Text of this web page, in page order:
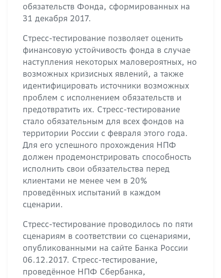
обязательств Фонда, сформированных на
31 декабря 2017.
Стресс-тестирование позволяет оценить
финансовую устойчивость фонда в случае
наступления некоторых маловероятных, но
возможных кризисных явлений, а также
идентифицировать источники возможных
проблем с исполнением обязательств и
предотвратить их. Стресс-тестирование
стало обязательным для всех фондов на
территории России с февраля этого года.
Для его успешного прохождения НПФ
должен продемонстрировать способность
исполнить свои обязательства перед
клиентами не менее чем в 20%
проведённых испытаний в каждом
сценарии.
Стресс-тестирование проводилось по пяти
сценариям в соответствии со сценариями,
опубликованными на сайте Банка России
06.12.2017. Стресс-тестирование,
проведённое НПФ Сбербанка,